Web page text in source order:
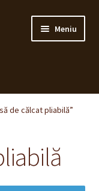
Meniu
de călcat pliabilă”